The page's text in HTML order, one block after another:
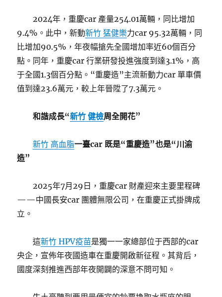
2024年，重慶car 產量254.01萬輛，同比增加
9.4%。此中，新動新竹 猛健樂力car 95.32萬輛，同
比增加90.5%，年夜幅搶先全國增加率近60個百分
點。同年，重慶car 行業研發投進強度到達3.1%，高
于全國1.3個百分點。“重慶造”主流新動力car 單車價
值到達23.6萬元，較上年晉陞了7.3萬元。
和諧成長“新竹 健檢周全開花”
新竹 高血脂一臺car 既是“重慶造”也是“川渝
造”
2025年7月29日，重慶car 財產迎來主要里程碑
——中國長安car 團體無限公司，在重慶正式掛牌成
立。
這新竹 HPV疫苗是獨一一家總部位于西部的car
央企，宣佈年夜國造車在重慶開啟新征程。其背后，
國度深刻推進西部年夜開闢的深意不問可知。